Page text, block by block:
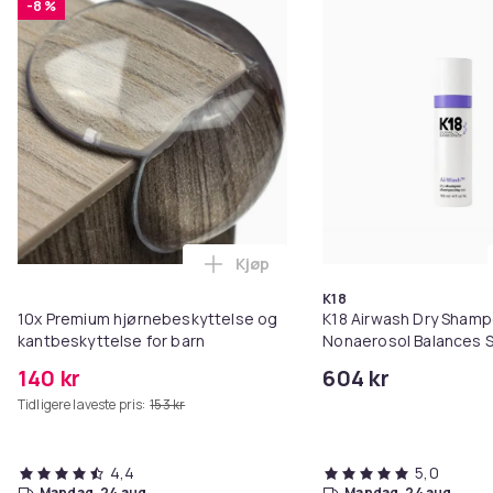
-8 %
10x Premium hjørnebeskyttelse og
kantbeskyttelse for barn
140 kr
Tidligere laveste pris: 153 kr
Legg 10x Premium
Kjøp
4,4
K18
K18 Airwash Dry
Nonaerosol Balances
604 kr
5,0